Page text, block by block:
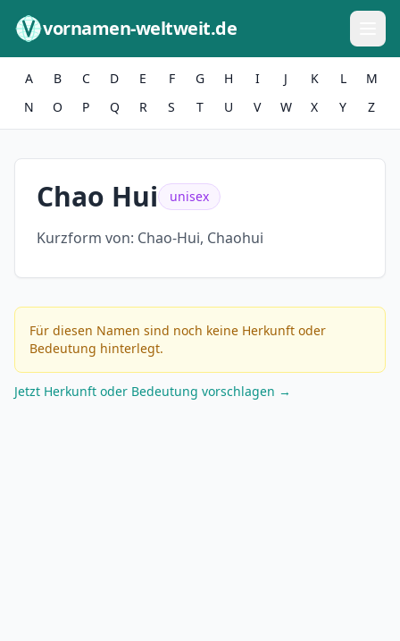
vornamen-weltweit.de
A B C D E F G H I J K L
M
N
O P Q R S T U V W X Y Z
Chao Hui unisex
Kurzform von: Chao-Hui, Chaohui
Für diesen Namen sind noch keine Herkunft oder
Bedeutung hinterlegt.
Jetzt Herkunft oder Bedeutung vorschlagen →